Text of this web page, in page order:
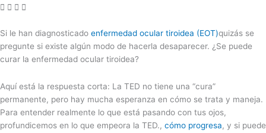
Si le han diagnosticado enfermedad ocular tiroidea (EOT)quizás se
pregunte si existe algún modo de hacerla desaparecer. ¿Se puede
curar la enfermedad ocular tiroidea?
Aquí está la respuesta corta: La TED no tiene una “cura”
permanente, pero hay mucha esperanza en cómo se trata y maneja.
Para entender realmente lo que está pasando con tus ojos,
profundicemos en lo que empeora la TED., cómo progresa, y si puede